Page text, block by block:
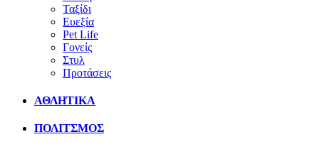
Ταξίδι
Ευεξία
Pet Life
Γονείς
Στυλ
Προτάσεις
ΑΘΛΗΤΙΚΑ
ΠΟΛΙΤΣΜΟΣ